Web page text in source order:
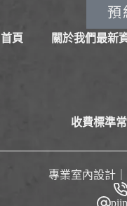
預
首頁 關於我們最新
收費標準
專業室內設計